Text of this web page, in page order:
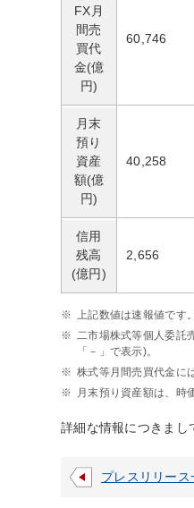
FX月
間売
買代
金(億
円)
60,746
月末
預り
資産
額(億
円)
40,258
信用
残高
(億円)
2,656
※ 上記数値は速報値です
※ 二市場株式等個人委託
「－」で表示)。
※ 株式等月間売買代金に
※
月末預り資産額は、時
詳細な情報につきまし
プレスリリース